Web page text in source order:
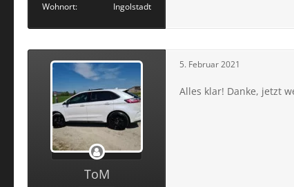
Wohnort
Ingolstadt
ToM
5. Februar 2021
Alles klar! Danke, jetzt